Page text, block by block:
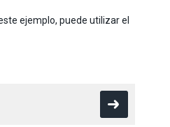
ejemplo, puede utilizar el